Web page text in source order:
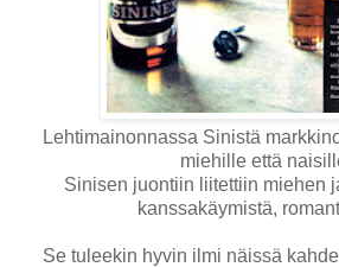
Lehtimainonnassa Sinistä
miehille että
Sinisen juontiin liitettiin miehen
kanssakäymistä,
Se tuleekin hyvin ilmi näissä